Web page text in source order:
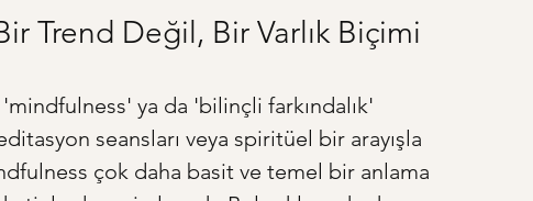
Trend Değil, Bir Varlık Biçimi
ya da 'bilinçli farkındalık'
seansları veya spiritüel bir arayışla
çok daha basit ve temel bir anlama